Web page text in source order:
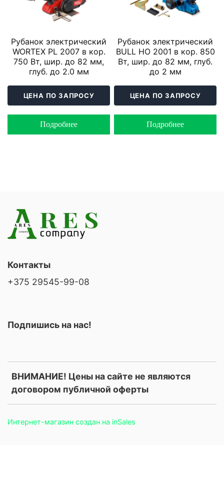
Рубанок электрический
WORTEX PL 2007 в кор.
750 Вт, шир. до 82 мм,
глуб. до 2.0 мм
ЦЕНА ПО ЗАПРОСУ
Подробнее
Рубанок электрический
BULL HO 2001 в кор. 850
Вт, шир. до 82 мм, глуб.
до 2 мм
ЦЕНА ПО ЗАПРОСУ
Подробнее
ВНИМАНИЕ! Цены на сайте не являются
договором публичной оферты
Контакты
+375 29545-99-08
Подпишись на нас!
Интернет-магазин создан на inSales